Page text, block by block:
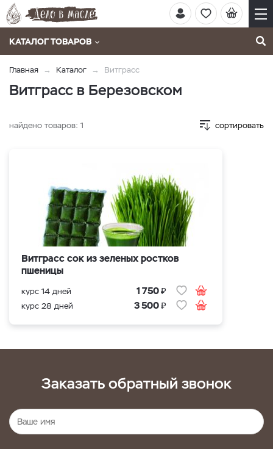
КАТАЛОГ ТОВАРОВ
Главная Каталог Витграсс
Витграсс в Березовском
найдено товаров: 1 сортировать
Витграсс сок из зеленых ростков
пшеницы
курс 14 дней 1 750₽
курс 28 дней 3 500₽
Заказать обратный звонок